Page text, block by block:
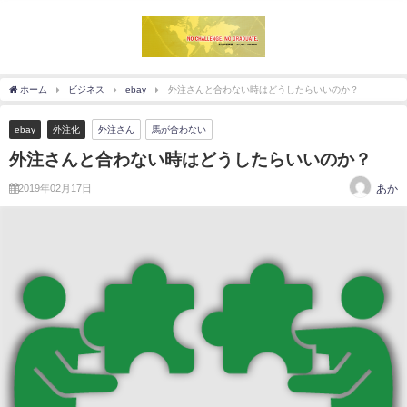
ホーム ビジネス ebay 外注さんと合わない時はどうしたらいいのか？
ebay 外注化 外注さん 馬が合わない
外注さんと合わない時はどうしたらいいのか？
2019年02月17日 あか